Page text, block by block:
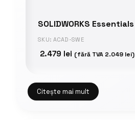
SOLIDWORKS Essentials
SKU: ACAD-SWE
2.479 lei (fără TVA 2.049 lei)
Citește mai mult